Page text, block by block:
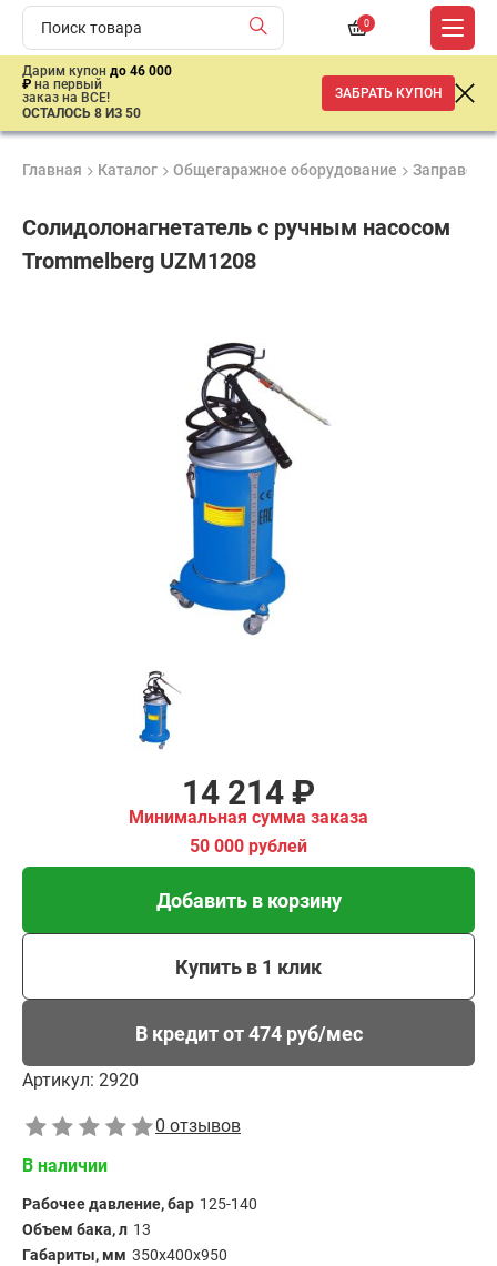
0
Дарим купон до 46 000
₽ на первый
заказ на ВСЕ!
ОСТАЛОСЬ 8 ИЗ 50
ЗАБРАТЬ КУПОН
Главная Каталог Общегаражное оборудование
Солидолонагнетатель с ручным насосом
Trommelberg UZM1208
сертифицирована
14 214 ₽
Минимальная сумма заказа
50 000 рублей
Добавить в корзину
Купить в 1 клик
В кредит от 474 руб/мес
Артикул: 2920
0 отзывов
В наличии
Рабочее давление, бар 125-140
Объем бака, л 13
Габариты, мм 350x400x950
Добавить в корзину
Купить в 1 клик
В кредит от 474 руб/
мес